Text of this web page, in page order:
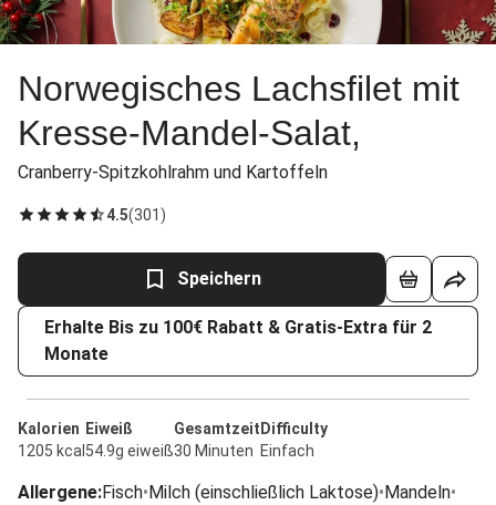
Norwegisches Lachsfilet mit
Kresse-Mandel-Salat,
Cranberry-Spitzkohlrahm und Kartoffeln
4.5(301 )
Speichern
Erhalte Bis zu 100€ Rabatt & Gratis-Extra für 2
Monate
Kalorien
1205 kcal
Eiweiß
54.9g eiweiß
Gesamtzeit
30 Minuten
Difficulty
Einfach
Allergene:Fisch•Milch (einschließlich Laktose)•Mandeln•